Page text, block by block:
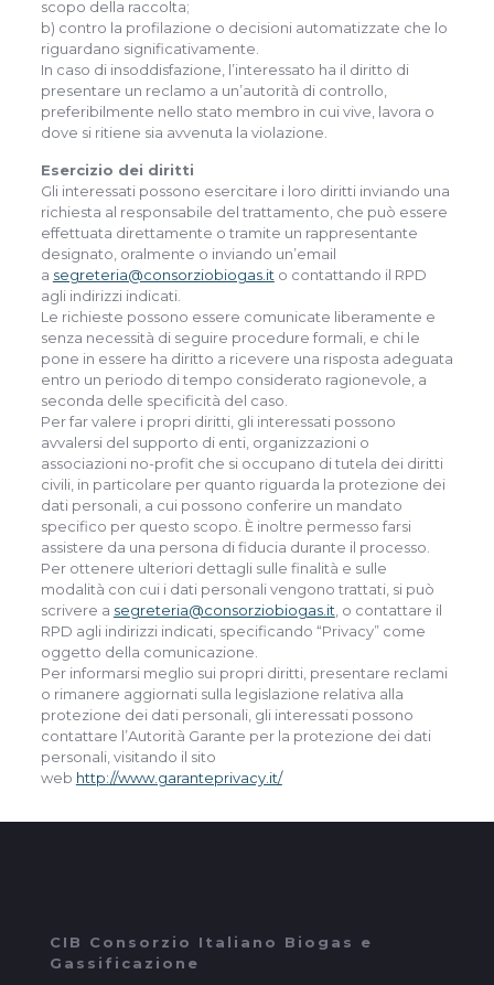
scopo della raccolta;
b) contro la profilazione o decisioni automatizzate che lo
riguardano significativamente.
In caso di insoddisfazione, l’interessato ha il diritto di
presentare un reclamo a un’autorità di controllo,
preferibilmente nello stato membro in cui vive, lavora o
dove si ritiene sia avvenuta la violazione.
Esercizio dei diritti
Gli interessati possono esercitare i loro diritti inviando una
richiesta al responsabile del trattamento, che può essere
effettuata direttamente o tramite un rappresentante
designato, oralmente o inviando un’email
a segreteria@consorziobiogas.it o contattando il RPD
agli indirizzi indicati.
Le richieste possono essere comunicate liberamente e
senza necessità di seguire procedure formali, e chi le
pone in essere ha diritto a ricevere una risposta adeguata
entro un periodo di tempo considerato ragionevole, a
seconda delle specificità del caso.
Per far valere i propri diritti, gli interessati possono
avvalersi del supporto di enti, organizzazioni o
associazioni no-profit che si occupano di tutela dei diritti
civili, in particolare per quanto riguarda la protezione dei
dati personali, a cui possono conferire un mandato
specifico per questo scopo. È inoltre permesso farsi
assistere da una persona di fiducia durante il processo.
Per ottenere ulteriori dettagli sulle finalità e sulle
modalità con cui i dati personali vengono trattati, si può
scrivere a segreteria@consorziobiogas.it , o contattare il
RPD agli indirizzi indicati, specificando “Privacy” come
oggetto della comunicazione.
Per informarsi meglio sui propri diritti, presentare reclami
o rimanere aggiornati sulla legislazione relativa alla
protezione dei dati personali, gli interessati possono
contattare l’Autorità Garante per la protezione dei dati
personali, visitando il sito
web http://www.garanteprivacy.it/
CIB Consorzio Italiano Biogas e
Gassificazione